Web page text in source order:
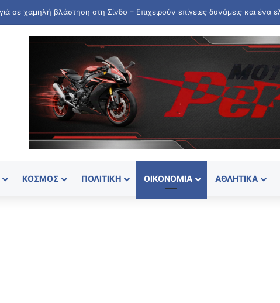
ΚΌΣΜΟΣ ΠΟΛΙΤΙΚΉ ΟΙΚΟΝΟΜΊΑ ΑΘΛΗΤΙΚΆ